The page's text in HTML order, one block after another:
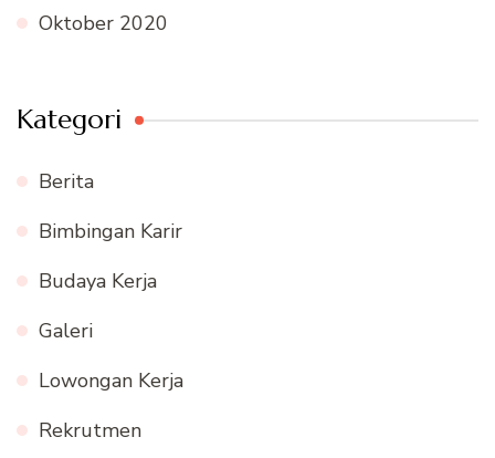
Oktober 2020
Kategori
Berita
Bimbingan Karir
Budaya Kerja
Galeri
Lowongan Kerja
Rekrutmen